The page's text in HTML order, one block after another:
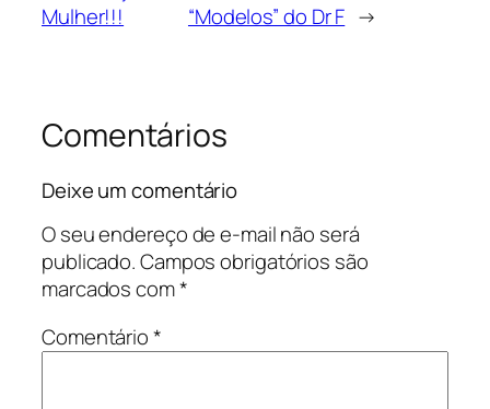
Mulher!!!
“Modelos” do Dr F →
Comentários
Deixe um comentário
O seu endereço de e-mail não será
publicado.Campos obrigatórios são
marcados com*
Comentário*